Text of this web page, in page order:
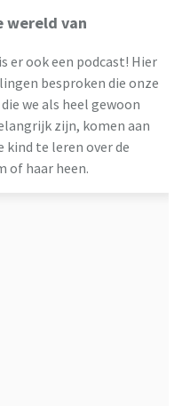
wereld van
er ook een podcast! Hier
besproken die onze
we als heel gewoon
zijn, komen aan
kind te leren over de
of haar heen.